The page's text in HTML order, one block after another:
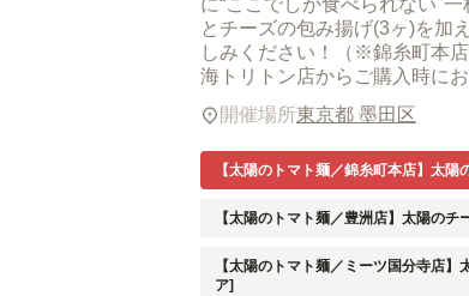
に“ここでしか食べられない"
とチーズの包み揚げ(3ヶ)を加
しみください！（※錦糸町本
海トリトン店からご購入時に
開催場所東京都 墨田区
【太陽のトマト麺／錦糸町本店】太
【太陽のトマト麺／豊洲店】太陽の
【太陽のトマト麺／ミーツ国分寺店
ア]